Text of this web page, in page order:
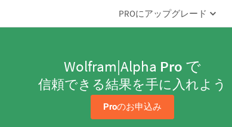
PROにアップグレード
Wolfram|Alpha Pro で
信頼できる結果を手に入れよう
Proのお申込み